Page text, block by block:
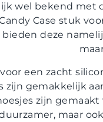
wel bekend met
Case stuk
bieden deze
voor een zacht
zijn gemakkelijk
zijn
maar